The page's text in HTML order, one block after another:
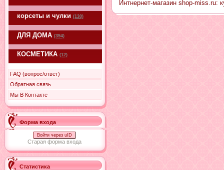
корсеты и чулки(130)
ДЛЯ ДОМА(394)
КОСМЕТИКА(12)
FAQ (вопрос/ответ)
Обратная связь
Мы В Контакте
Форма входа
Войти через uID
Старая форма входа
Статистика
Интнернет-магазин shop-miss.ru: